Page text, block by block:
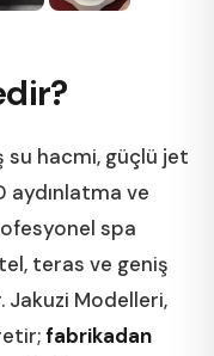
su hacmi, güçlü jet
aydınlatma ve
spa
teras ve geniş
Modelleri,
fabrikadan